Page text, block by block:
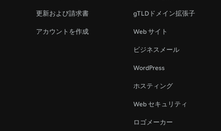
更新および請求書
アカウントを作成
gTLDドメイン拡張子
Web サイト
ビジネスメール
WordPress
ホスティング
Web セキュリティ
ロゴメーカー